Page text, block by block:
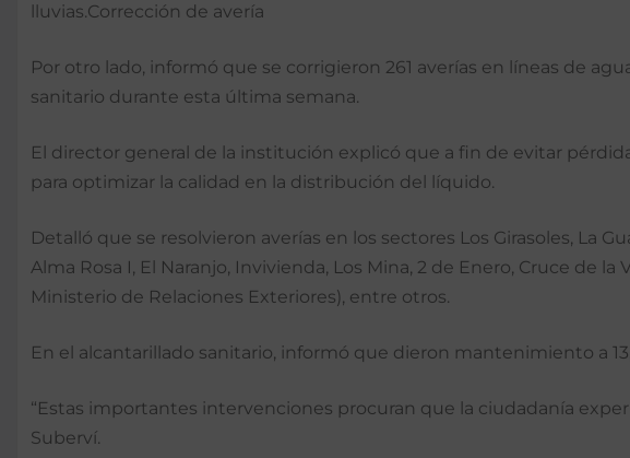
lluvias.Corrección de avería
Por otro lado, informó que se corrigieron 261 averías en líneas de
sanitario durante esta última semana.
El director general de la institución explicó que a fin de evitar
para optimizar la calidad en la distribución del líquido.
Detalló que se resolvieron averías en los sectores Los Girasoles, La
Alma Rosa I, El Naranjo, Invivienda, Los Mina, 2 de Enero, Cruce de
Ministerio de Relaciones Exteriores), entre otros.
En el alcantarillado sanitario, informó que dieron mantenimiento a
“Estas importantes intervenciones procuran que la ciudadanía
Suberví.